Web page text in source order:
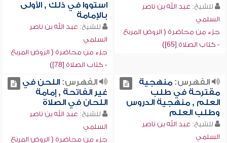
للشيخ: عبد الله بن ناصر
السلمي
جزء من محاضرة ( الروض المربع
- كتاب الصلاة [65])
استووا في ذلك , الأولى
بالإمامة
للشيخ: عبد الله بن ناصر
السلمي
جزء من محاضرة ( الروض المربع
- كتاب الصلاة [78])
الفهرس:منهجية
مقترحة في طلب
العلم , منهجية الدروس
وطلب العلم
للشيخ: عبد الله بن ناصر
السلمي
الفهرس:اللحن في
غير الفاتحة , إمامة
اللحان في الصلاة
للشيخ: عبد الله بن ناصر
السلمي
جزء من محاضرة ( الروض المربع